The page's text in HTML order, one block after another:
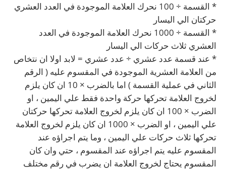
* القسمة ÷ 100 نحرك العلامة الموجودة في العدد العشري
حركتان الي اليسار
* القسمة ÷ 1000 نحرك العلامة الموجودة في العدد
العشري ثلاث حركات الي اليسار
* عند قسمة عدد عشري ÷ عدد عشري = لابد اولا ان نتخاص
من العلامة العشرية الموجودة في المقسوم عليه ( الرقم
الثاني في عملية القسمة ) اما بالضرب × 10 ان كان يلزم
لخروج العلامة تحركها حركة واحدة فقط علي اليمين ، او
الضرب × 100 ان كان يلزم لخروج العلامة تحركها حركتان
علي اليمين ، او الضرب × 1000 ان كان يلزم لخروج العلامة
تحركها ثلاث حركات علي اليمين ، وما يتم اجراؤه عند
المقسوم عليه يتم اجراؤه عند المقسوم ، حتي وان كان
المقسوم يحتاج لخروج العلامة ان يضرب في رقم مختلف